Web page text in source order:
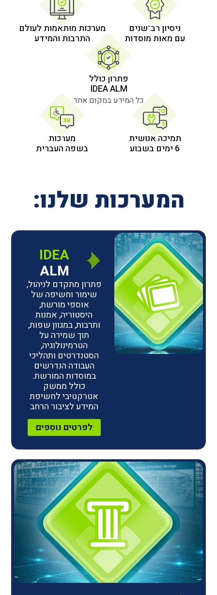
מוסדות
מערכות מותאמות לעולם
התרבות והמידע
כל המידע במקום אחד
מערכות
בשפה העברית
שלנו:
IDEA
ALM
פתרון מתקדם לניהול,
שימור וחשיפה של
אוספי מורשת,
היסטוריה, אמנות
ותרבות, במגוון שפות,
תוך שמירה על
הטרמינולוגיה,
הסטנדרטים ותהליכי
העבודה הנדרשים
במוסדות המורשת.
אטרקטיבי לחשיפת
המידע לציבור הרחב